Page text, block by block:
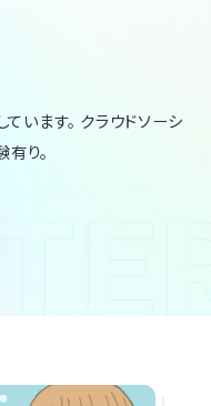
います。 クラウドソーシ
り。